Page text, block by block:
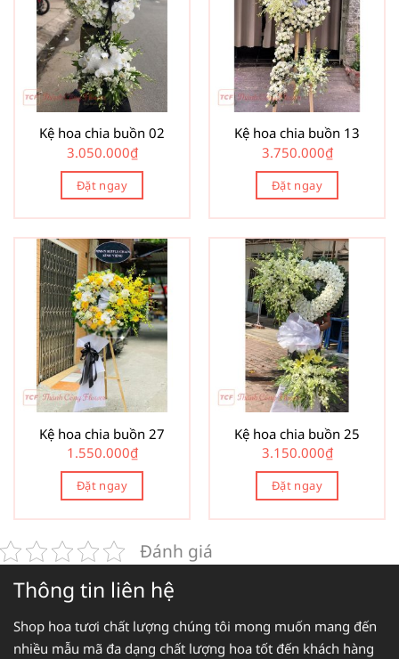
Kệ hoa chia buồn 02
3.050.000₫
Đặt ngay
Kệ hoa chia buồn 13
3.750.000₫
Đặt ngay
Kệ hoa chia buồn 27
1.550.000₫
Đặt ngay
Kệ hoa chia buồn 25
3.150.000₫
Đặt ngay
Đánh giá
Thông tin liên hệ
Shop hoa tươi chất lượng chúng tôi mong muốn mang đến
nhiều mẫu mã đa dạng chất lượng hoa tốt đến khách hàng